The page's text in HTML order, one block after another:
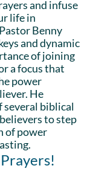
and infuse
life in
Benny
and dynamic
of joining
a focus that
power
He
several biblical
to step
of power